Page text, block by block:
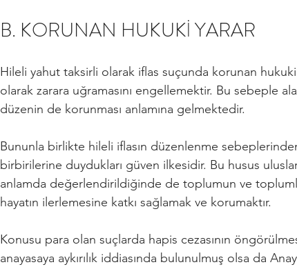
B. KORUNAN HUKUKİ YARAR
Hileli yahut taksirli olarak iflas suçunda korunan hukuki
olarak zarara uğramasını engellemektir. Bu sebeple
düzenin de korunması anlamına gelmektedir.
Bununla birlikte hileli iflasın düzenlenme
birbirilerine duydukları güven ilkesidir. Bu husus
anlamda değerlendirildiğinde de toplumun ve
hayatın ilerlemesine katkı sağlamak ve korumaktır.
Konusu para olan suçlarda hapis cezasının
anayasaya aykırılık iddiasında bulunulmuş olsa da